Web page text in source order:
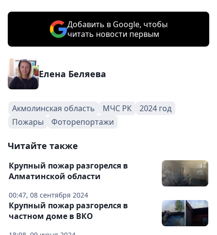
Добавить в Google, чтобы
читать новости первым
Елена Беляева
Акмолинская область МЧС РК
2024 год
Пожары
Фоторепортажи
Читайте также
00:47, 08 сентября 2024
Крупный пожар разгорелся в
Алматинской области
Крупный пожар разгорелся в
частном доме в ВКО